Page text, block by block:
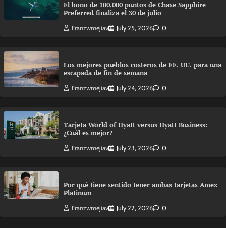
El bono de 100.000 puntos de Chase Sapphire
Preferred finaliza el 30 de julio
Franzwmejiav July 25, 2026 0
Los mejores pueblos costeros de EE. UU. para una
escapada de fin de semana
Franzwmejiav July 24, 2026 0
Tarjeta World of Hyatt versus Hyatt Business:
¿Cuál es mejor?
Franzwmejiav July 23, 2026 0
Por qué tiene sentido tener ambas tarjetas Amex
Platinum
Franzwmejiav July 22, 2026 0